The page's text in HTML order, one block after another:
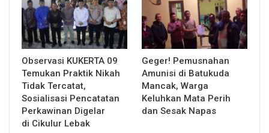
Observasi KUKERTA 09
Temukan Praktik Nikah
Tidak Tercatat,
Sosialisasi Pencatatan
Perkawinan Digelar
di Cikulur Lebak
Geger! Pemusnahan
Amunisi di Batukuda
Mancak, Warga
Keluhkan Mata Perih
dan Sesak Napas